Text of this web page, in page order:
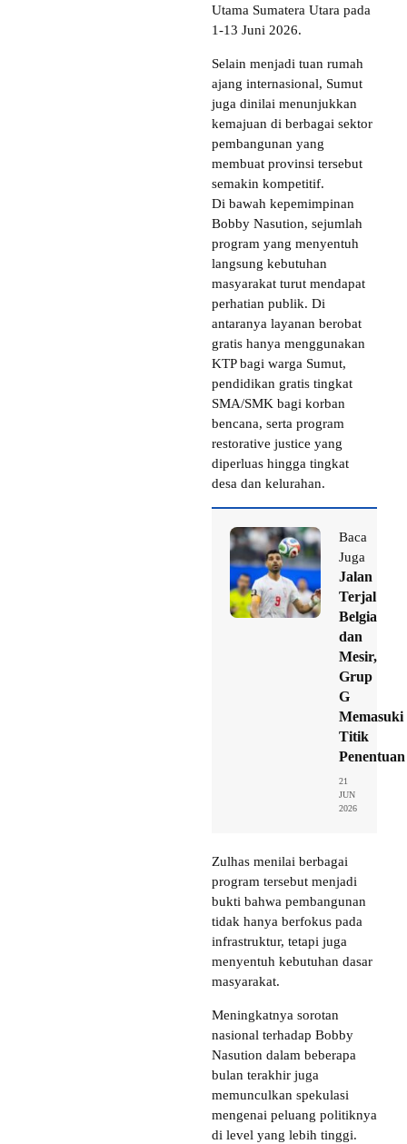
Utama Sumatera Utara pada
1-13 Juni 2026.
Selain menjadi tuan rumah
ajang internasional, Sumut
juga dinilai menunjukkan
kemajuan di berbagai sektor
pembangunan yang
membuat provinsi tersebut
semakin kompetitif.
Di bawah kepemimpinan
Bobby Nasution, sejumlah
program yang menyentuh
langsung kebutuhan
masyarakat turut mendapat
perhatian publik. Di
antaranya layanan berobat
gratis hanya menggunakan
KTP bagi warga Sumut,
pendidikan gratis tingkat
SMA/SMK bagi korban
bencana, serta program
restorative justice yang
diperluas hingga tingkat
desa dan kelurahan.
Baca
Juga
Jalan
Terjal
Belgia
dan
Mesir,
Grup
G
Memasuki
Titik
Penentuan
21
JUN
2026
Zulhas menilai berbagai
program tersebut menjadi
bukti bahwa pembangunan
tidak hanya berfokus pada
infrastruktur, tetapi juga
menyentuh kebutuhan dasar
masyarakat.
Meningkatnya sorotan
nasional terhadap Bobby
Nasution dalam beberapa
bulan terakhir juga
memunculkan spekulasi
mengenai peluang politiknya
di level yang lebih tinggi.